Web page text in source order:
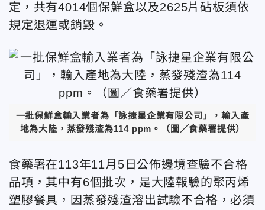
定，共有4014個保鮮盒以及2625片砧板須依
規定退運或銷毀。
一批保鮮盒輸入業者為「詠捷星企業有限公司」，輸入產
地為大陸，蒸發殘渣為114 ppm。（圖／食藥署提供）
食藥署在113年11月5日公佈邊境查驗不合格
品項，其中有6個批次，是大陸報驗的聚丙烯
塑膠餐具，因蒸發殘渣溶出試驗不合格，必須